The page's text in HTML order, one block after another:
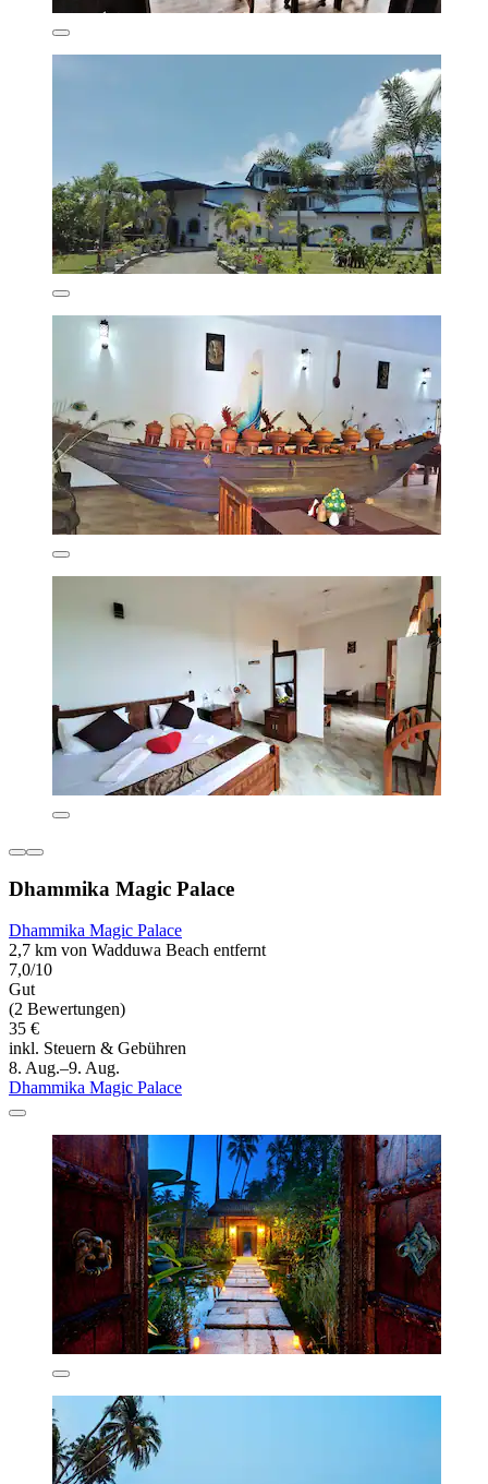
Dhammika Magic Palace
Dhammika Magic Palace
2,7 km von Wadduwa Beach entfernt
7,0/10
Gut
(2 Bewertungen)
35 €
inkl. Steuern & Gebühren
8. Aug.–9. Aug.
Dhammika Magic Palace